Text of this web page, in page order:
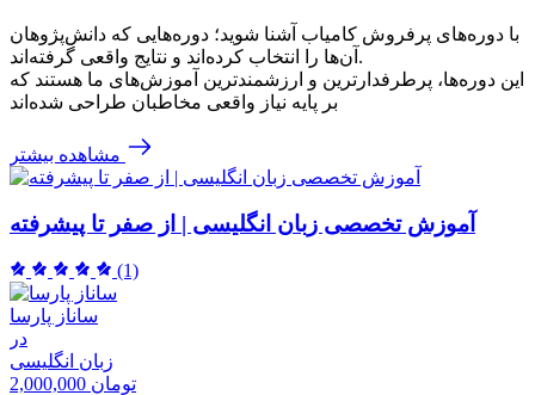
با دوره‌های پرفروش کامیاب آشنا شوید؛ دوره‌هایی که دانش‌پژوهان
آن‌ها را انتخاب کرده‌اند و نتایج واقعی گرفته‌اند.
این دوره‌ها، پرطرفدارترین و ارزشمندترین آموزش‌های ما هستند که
بر پایه نیاز واقعی مخاطبان طراحی شده‌اند
مشاهده بیشتر
آموزش تخصصی زبان انگلیسی | از صفر تا پیشرفته
(1)
ساناز پارسا
در
زبان انگلیسی
2,000,000 تومان